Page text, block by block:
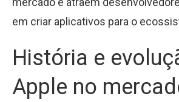
em criar aplicativos para o
História e
Apple no